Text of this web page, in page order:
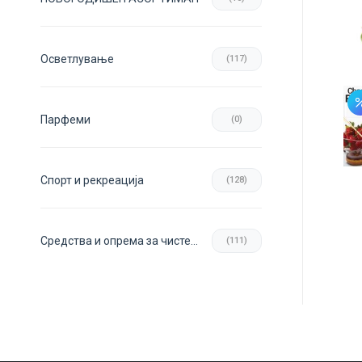
Осветлување (117)
Парфеми (0)
Спорт и рекреација (128)
(111)